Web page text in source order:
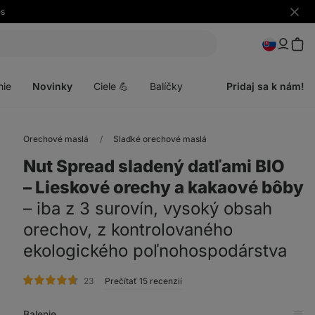
Skryť
Novinky Ciele 💪 Balíčky Pridaj sa k nám!
Orechové maslá Sladké orechové maslá
Nut Spread sladený datľami BIO
⁠–⁠ Lieskové orechy a kakaové bôby
⁠–⁠ iba z 3 surovín, vysoký obsah
orechov, z kontrolovaného
ekologického poľnohospodárstva
23hodnotenie
Prečítať 15 recenzií